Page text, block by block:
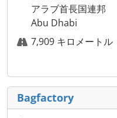
アラブ首長国連邦
Abu Dhabi
7,909 キロメートル
Bagfactory